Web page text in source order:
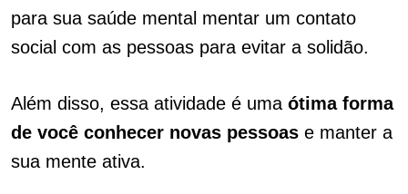
para sua saúde mental mentar um contato
social com as pessoas para evitar a solidão.
Além disso, essa atividade é uma ótima forma
de você conhecer novas pessoas e manter a
sua mente ativa.